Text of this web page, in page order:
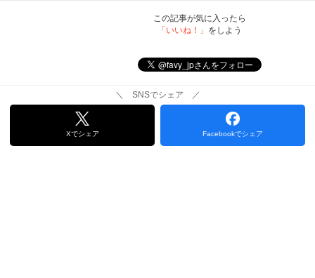
この記事が気に入ったら
「いいね！」 をしよう
＼ SNSでシェア ／
Xでシェア Facebookでシェア